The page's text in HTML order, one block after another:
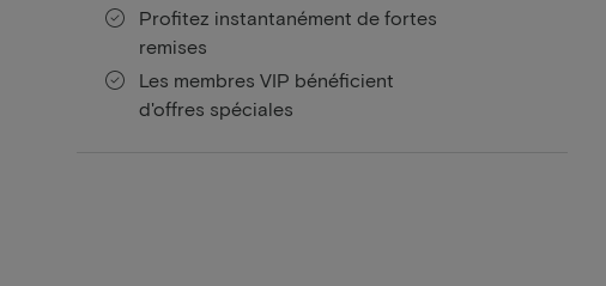
Profitez instantanément de fortes
remises
Les membres VIP bénéficient
d'offres spéciales